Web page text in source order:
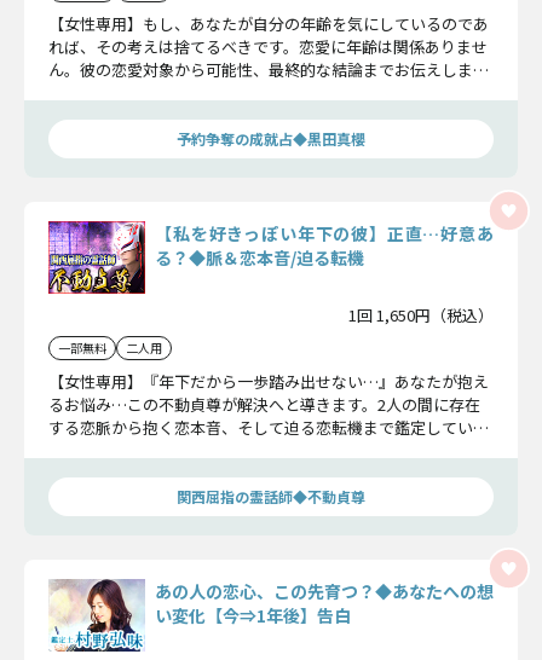
【女性専用】もし、あなたが自分の年齢を気にしているのであ
れば、その考えは捨てるべきです。恋愛に年齢は関係ありませ
ん。彼の恋愛対象から可能性、最終的な結論までお伝えしま
予約争奪の成就占◆黒田真櫻
【私を好きっぽい年下の彼】正直…好意あ
る？◆脈＆恋本音/迫る転機
1回 1,650円（税込）
一部無料 二人用
【女性専用】『年下だから一歩踏み出せない…』あなたが抱え
るお悩み…この不動貞尊が解決へと導きます。2人の間に存在
する恋脈から抱く恋本音、そして迫る恋転機まで鑑定していき
関西屈指の霊話師◆不動貞尊
あの人の恋心、この先育つ？◆あなたへの想
い変化【今⇒1年後】告白